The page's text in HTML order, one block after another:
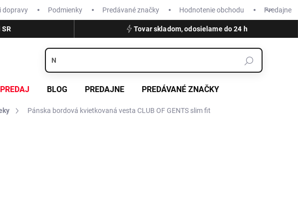
dopravy Podmienky Predávané značky Hodnotenie obchodu Predajne
Tovar skladom, odosielame do 24 h
BLOG PREDAJNE PREDÁVANÉ ZNAČKY
Pánska bordová kvietkovaná vesta CLUB OF GENTS slim fit